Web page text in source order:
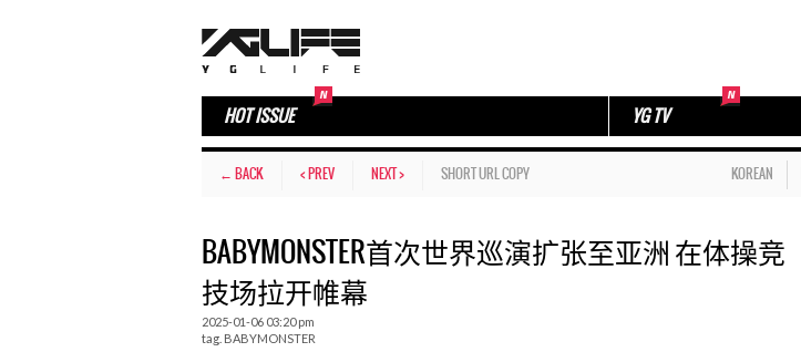
HOT ISSUE YG TV
← BACK < PREV NEXT > SHORT URL COPY KOREAN
BABYMONSTER首次世界巡演扩张至亚洲 在体操竞
技场拉开帷幕
2025-01-06 03:20 pm
tag. BABYMONSTER